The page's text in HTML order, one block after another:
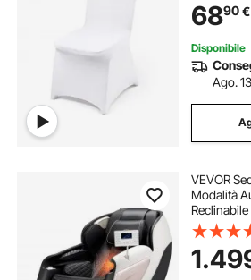
Rimovibili,
Feste
6890€
Disponibile
Ago. 13
VEVOR
Modalità
Corpo
Schermo